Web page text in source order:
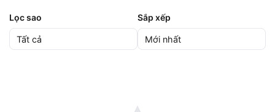
Lọc sao Sắp xếp